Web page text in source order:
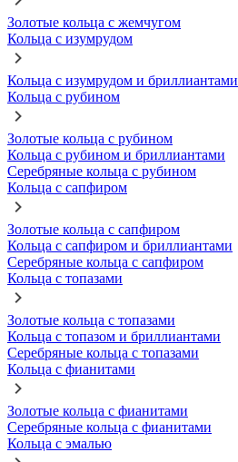
Золотые кольца с жемчугом
Кольца с изумрудом
Кольца с изумрудом и бриллиантами
Кольца с рубином
Золотые кольца с рубином
Кольца с рубином и бриллиантами
Серебряные кольца с рубином
Кольца с сапфиром
Золотые кольца с сапфиром
Кольца с сапфиром и бриллиантами
Серебряные кольца с сапфиром
Кольца с топазами
Золотые кольца с топазами
Кольца с топазом и бриллиантами
Серебряные кольца с топазами
Кольца с фианитами
Золотые кольца с фианитами
Серебряные кольца с фианитами
Кольца с эмалью